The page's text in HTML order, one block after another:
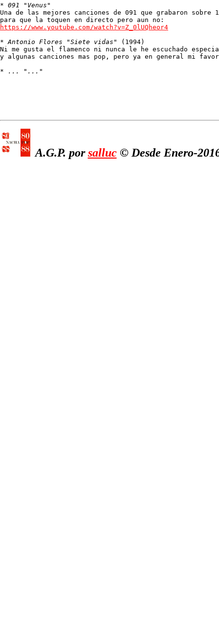
* 091 "Venus"
Una de las mejores canciones de 091 que grabaron
https://www.youtube.com/watch?v=Z_0lUQheor4
* Antonio Flores "Siete vidas"
(1994)
Ni me gusta el flamenco ni nunca le he escuchado
y algunas canciones mas pop, pero ya en general mi
*
... "..."
A.G.P. porsalluc© Desde Enero-